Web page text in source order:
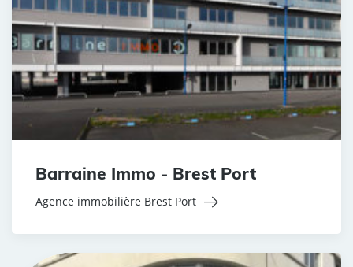
Barraine Immo - Brest Port
Agence immobilière Brest Port